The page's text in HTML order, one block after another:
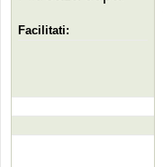
Facilitati: